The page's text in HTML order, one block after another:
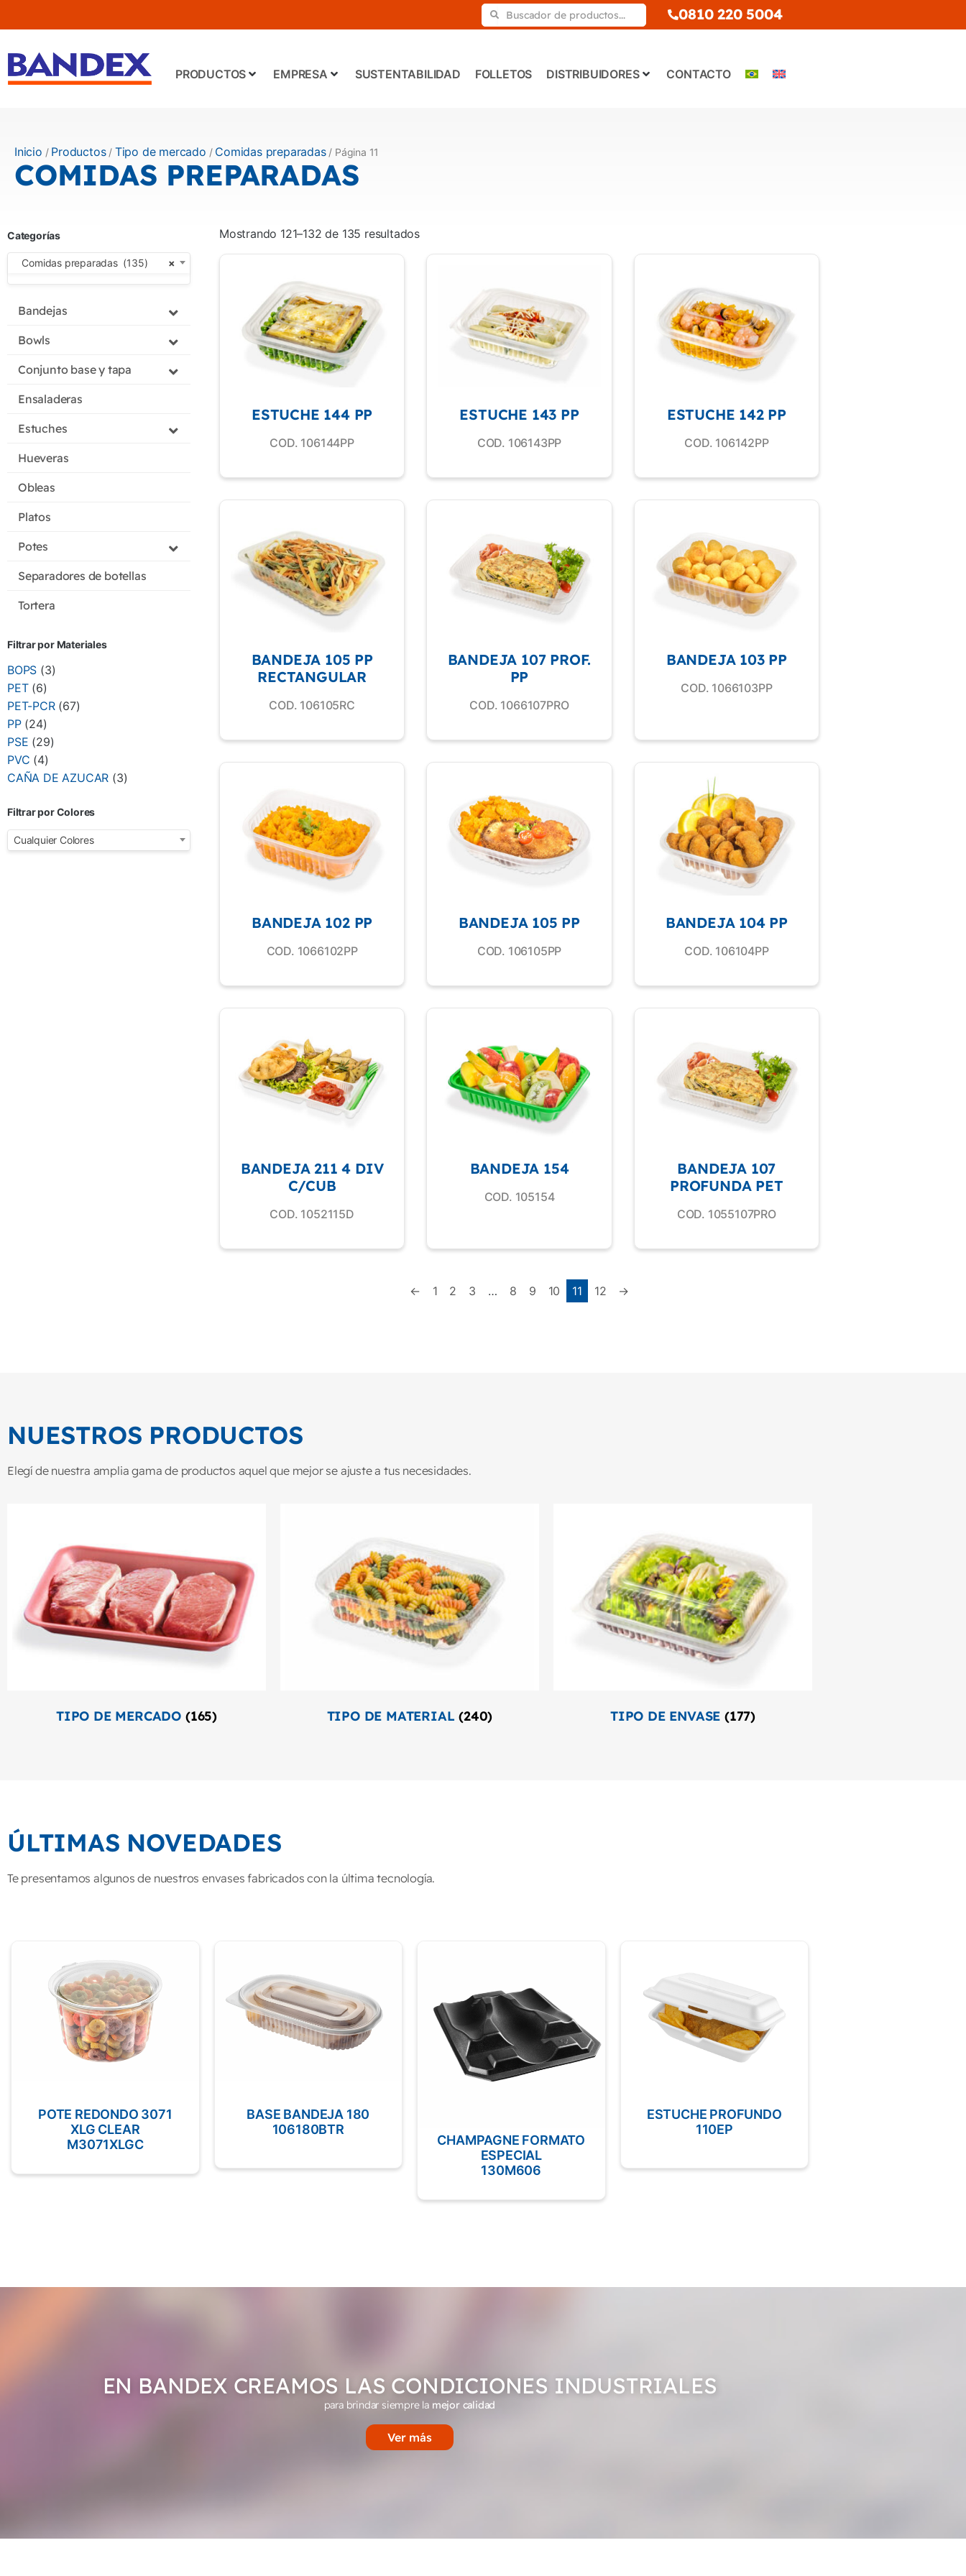
0810 220 5004
PRODUCTOS EMPRESA SUSTENTABILIDAD FOLLETOS DISTRIBUIDORES CONTACTO
Inicio / Productos/ Tipo de mercado / Comidas preparadas/ Página 11
COMIDAS PREPARADAS
Categorías
×
Comidas preparadas (135)
Bandejas
Bowls
Conjunto base y tapa
Ensaladeras
Estuches
Hueveras
Obleas
Platos
Potes
Separadores de botellas
Tortera
Filtrar por Materiales
BOPS (3)
PET (6)
PET-PCR (67)
PP (24)
PSE (29)
PVC (4)
CAÑA DE AZUCAR (3)
Filtrar por Colores
Cualquier Colores
Mostrando 121–132 de 135 resultados
ESTUCHE 144 PP
COD. 106144PP
ESTUCHE 143 PP
COD. 106143PP
ESTUCHE 142 PP
COD. 106142PP
BANDEJA 105 PP
RECTANGULAR
COD. 106105RC
BANDEJA 107 PROF.
PP
COD. 1066107PRO
BANDEJA 103 PP
COD. 1066103PP
BANDEJA 102 PP
COD. 1066102PP
BANDEJA 105 PP
COD. 106105PP
BANDEJA 104 PP
COD. 106104PP
BANDEJA 211 4 DIV
C/CUB
COD. 1052115D
BANDEJA 154
COD. 105154
BANDEJA 107
PROFUNDA PET
COD. 1055107PRO
← 1 2 3 … 8 9 10 11 12 →
NUESTROS PRODUCTOS
Elegí de nuestra amplia gama de productos aquel que mejor se ajuste a tus necesidades.
TIPO DE MERCADO (165) TIPO DE MATERIAL(240) TIPO DE ENVASE (177)
ÚLTIMAS NOVEDADES
Te presentamos algunos de nuestros envases fabricados con la última tecnología.
POTE REDONDO 3071
XLG CLEAR
M3071XLGC
BASE BANDEJA 180
106180BTR
CHAMPAGNE FORMATO
ESPECIAL
130M606
ESTUCHE PROFUNDO
110EP
EN BANDEX CREAMOS LAS CONDICIONES INDUSTRIALES
para brindar siempre la mejor calidad
Ver más